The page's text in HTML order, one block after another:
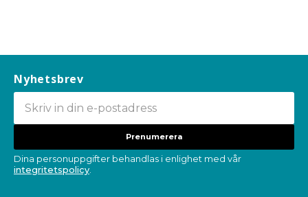
Nyhetsbrev
Prenumerera
Dina personuppgifter behandlas i enlighet med vår
integritetspolicy.